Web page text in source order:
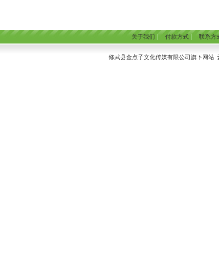
关于我们 付款方式| 联系方
修武县金点子文化传媒有限公司旗下网站